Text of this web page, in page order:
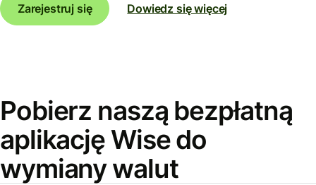
Zarejestruj się
Dowiedz się więcej
Pobierz naszą bezpłatną
aplikację Wise do
wymiany walut